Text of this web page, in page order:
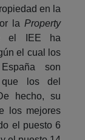
en la
la Property
el IEE ha
el cual los
son
que los del
hecho, su
los mejores
el puesto 6